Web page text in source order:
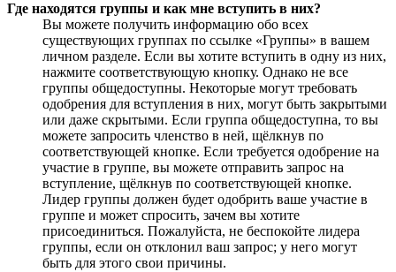
Где находятся группы и как мне вступить в них?
Вы можете получить информацию обо всех
существующих группах по ссылке «Группы» в вашем
личном разделе. Если вы хотите вступить в одну из них,
нажмите соответствующую кнопку. Однако не все
группы общедоступны. Некоторые могут требовать
одобрения для вступления в них, могут быть закрытыми
или даже скрытыми. Если группа общедоступна, то вы
можете запросить членство в ней, щёлкнув по
соответствующей кнопке. Если требуется одобрение на
участие в группе, вы можете отправить запрос на
вступление, щёлкнув по соответствующей кнопке.
Лидер группы должен будет одобрить ваше участие в
группе и может спросить, зачем вы хотите
присоединиться. Пожалуйста, не беспокойте лидера
группы, если он отклонил ваш запрос; у него могут
быть для этого свои причины.